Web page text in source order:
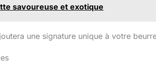
savoureuse et exotique
une signature unique à votre